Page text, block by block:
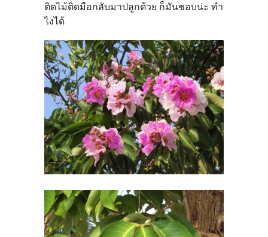
ติดไม้ติดมือกลับมาปลูกด้วย ก็มันชอบน่ะ ทำ
ไงได้